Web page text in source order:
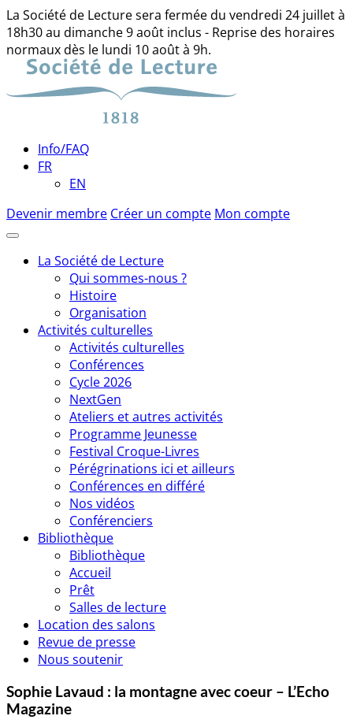
La Société de Lecture sera fermée du vendredi 24 juillet à
18h30 au dimanche 9 août inclus - Reprise des horaires
normaux dès le lundi 10 août à 9h.
Skip
content
Info/FAQ
FR
EN
Devenir membre Créer un compte Mon compte
La Société de Lecture
Qui sommes-nous ?
Histoire
Organisation
Activités culturelles
Activités culturelles
Conférences
Cycle 2026
NextGen
Ateliers et autres activités
Programme Jeunesse
Festival Croque-Livres
Pérégrinations ici et ailleurs
Conférences en différé
Nos vidéos
Conférenciers
Bibliothèque
Bibliothèque
Accueil
Prêt
Salles de lecture
Location des salons
Revue de presse
Nous soutenir
Sophie Lavaud : la montagne avec coeur – L’Echo
Magazine